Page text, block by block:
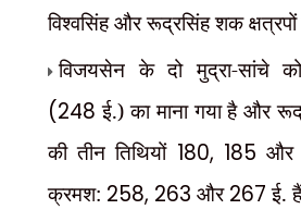
विश्वसिंह और रूद्रसिंह शक
विजयसेन के दो मुद्रा-सांचे
(248 ई.) का माना गया है और
की तीन तिथियों 180, 185 और
क्रमश: 258, 263 और 267 ई.